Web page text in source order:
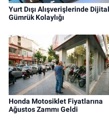
Yurt Dışı Alışverişlerinde Dijital
Gümrük Kolaylığı
Honda Motosiklet Fiyatlarına
Ağustos Zammı Geldi